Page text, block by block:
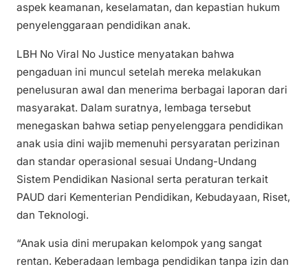
aspek keamanan, keselamatan, dan kepastian hukum
penyelenggaraan pendidikan anak.
LBH No Viral No Justice menyatakan bahwa
pengaduan ini muncul setelah mereka melakukan
penelusuran awal dan menerima berbagai laporan dari
masyarakat. Dalam suratnya, lembaga tersebut
menegaskan bahwa setiap penyelenggara pendidikan
anak usia dini wajib memenuhi persyaratan perizinan
dan standar operasional sesuai Undang-Undang
Sistem Pendidikan Nasional serta peraturan terkait
PAUD dari Kementerian Pendidikan, Kebudayaan, Riset,
dan Teknologi.
“Anak usia dini merupakan kelompok yang sangat
rentan. Keberadaan lembaga pendidikan tanpa izin dan